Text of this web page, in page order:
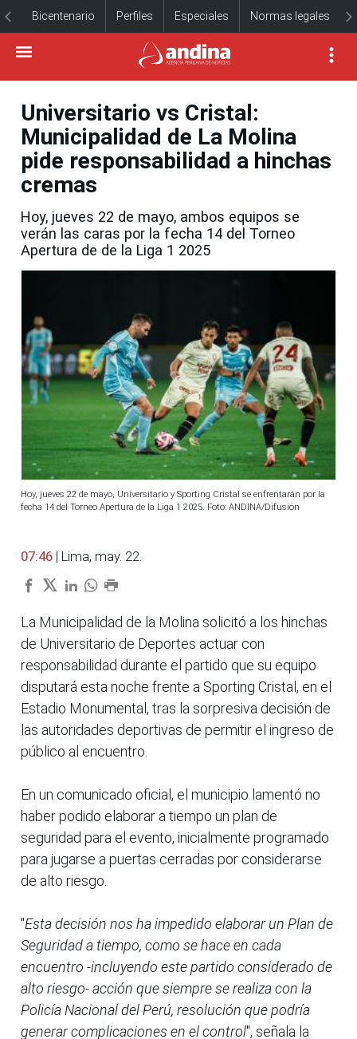
Bicentenario Perfiles Especiales Normas legales
Universitario vs Cristal:
Municipalidad de La Molina
pide responsabilidad a hinchas
cremas
Hoy, jueves 22 de mayo, ambos equipos se
verán las caras por la fecha 14 del Torneo
Apertura de de la Liga 1 2025
Hoy, jueves 22 de mayo, Universitario y Sporting Cristal se enfrentarán por la
fecha 14 del Torneo Apertura de la Liga 1 2025. Foto: ANDINA/Difusión
07:46 | Lima, may. 22.
La Municipalidad de la Molina solicitó a los hinchas
de Universitario de Deportes actuar con
responsabilidad durante el partido que su equipo
disputará esta noche frente a Sporting Cristal, en el
Estadio Monumental, tras la sorpresiva decisión de
las autoridades deportivas de permitir el ingreso de
público al encuentro.
En un comunicado oficial, el municipio lamentó no
haber podido elaborar a tiempo un plan de
seguridad para el evento, inicialmente programado
para jugarse a puertas cerradas por considerarse
de alto riesgo.
"Esta decisión nos ha impedido elaborar un Plan de
Seguridad a tiempo, como se hace en cada
encuentro -incluyendo este partido considerado de
alto riesgo- acción que siempre se realiza con la
Policía Nacional del Perú, resolución que podría
generar complicaciones en el control", señala la